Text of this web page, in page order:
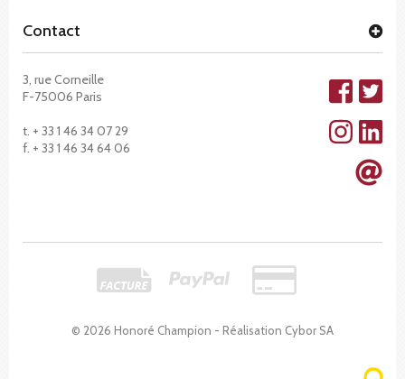
© 2026 Honoré Champion - Réalisation Cybor SA
Contact
3, rue Corneille
F-75006 Paris
t. + 33 1 46 34 07 29
f. + 33 1 46 34 64 06